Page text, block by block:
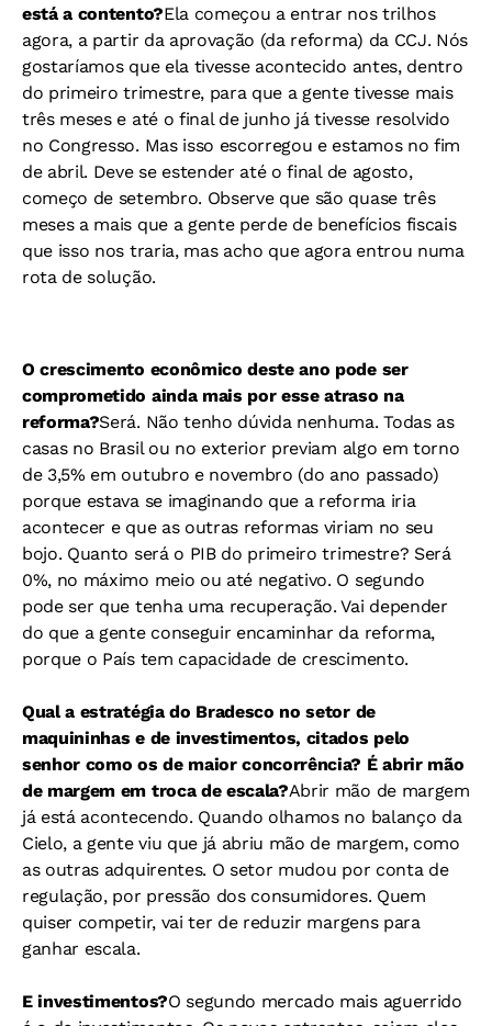
está a contento?Ela começou a entrar nos trilhos
agora, a partir da aprovação (da reforma) da CCJ. Nós
gostaríamos que ela tivesse acontecido antes, dentro
do primeiro trimestre, para que a gente tivesse mais
três meses e até o final de junho já tivesse resolvido
no Congresso. Mas isso escorregou e estamos no fim
de abril. Deve se estender até o final de agosto,
começo de setembro. Observe que são quase três
meses a mais que a gente perde de benefícios fiscais
que isso nos traria, mas acho que agora entrou numa
rota de solução.
O crescimento econômico deste ano pode ser
comprometido ainda mais por esse atraso na
reforma?Será. Não tenho dúvida nenhuma. Todas as
casas no Brasil ou no exterior previam algo em torno
de 3,5% em outubro e novembro (do ano passado)
porque estava se imaginando que a reforma iria
acontecer e que as outras reformas viriam no seu
bojo. Quanto será o PIB do primeiro trimestre? Será
0%, no máximo meio ou até negativo. O segundo
pode ser que tenha uma recuperação. Vai depender
do que a gente conseguir encaminhar da reforma,
porque o País tem capacidade de crescimento.
Qual a estratégia do Bradesco no setor de
maquininhas e de investimentos, citados pelo
senhor como os de maior concorrência? É abrir mão
de margem em troca de escala?Abrir mão de margem
já está acontecendo. Quando olhamos no balanço da
Cielo, a gente viu que já abriu mão de margem, como
as outras adquirentes. O setor mudou por conta de
regulação, por pressão dos consumidores. Quem
quiser competir, vai ter de reduzir margens para
ganhar escala.
E investimentos?O segundo mercado mais aguerrido